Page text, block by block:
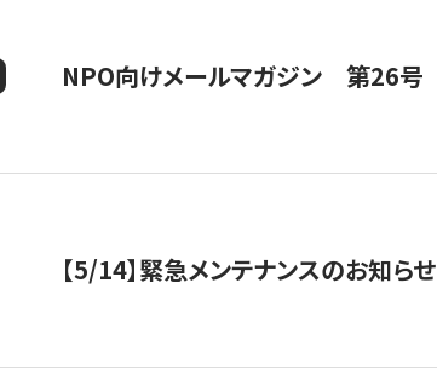
NPO向けメールマガジン 第26号
【5/14】緊急メンテナンスのお知らせ